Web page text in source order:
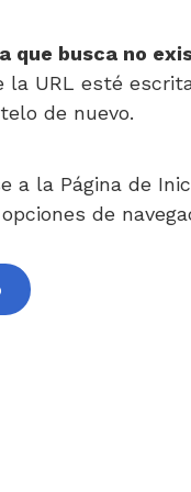
que busca no
la URL esté
de nuevo.
a la Página de
de